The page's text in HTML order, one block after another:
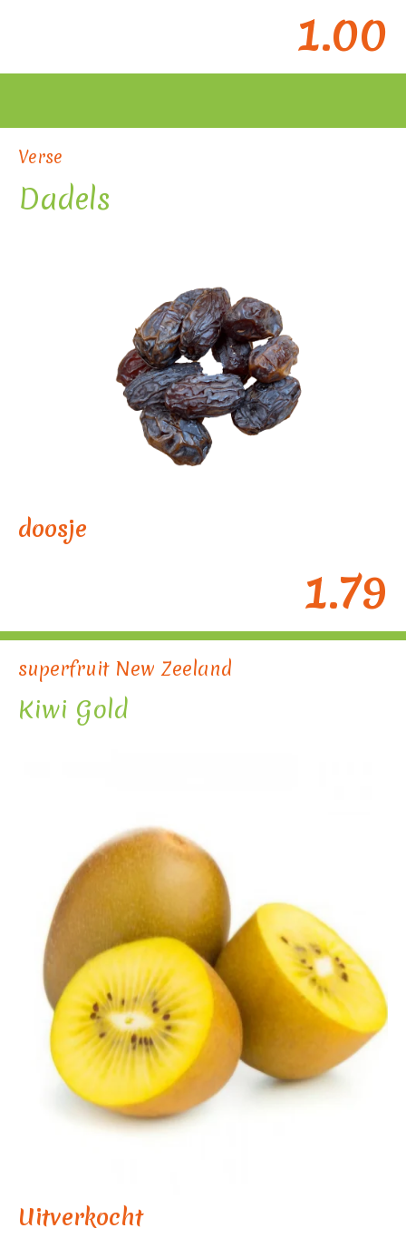
1.00
Verse
Dadels
doosje
1.79
superfruit New Zeeland
Kiwi Gold
Uitverkocht